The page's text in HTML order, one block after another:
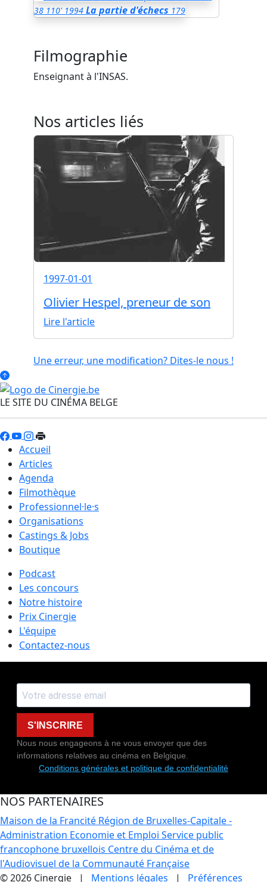
38 110' 1994 La partie d'échecs 179
Filmographie
Enseignant à l'INSAS.
Nos articles liés
1997-01-01
Olivier Hespel, preneur de son
Lire l'article
Une erreur, une modification? Dites-le nous !
LE SITE DU CINÉMA BELGE
Accueil
Articles
Agenda
Filmothèque
Professionnel·le·s
Organisations
Castings & Jobs
Boutique
Podcast
Les concours
Notre histoire
Prix Cinergie
L'équipe
Contactez-nous
S'INSCRIRE
Nous nous engageons à ne vous envoyer que des
informations relatives au cinéma en Belgique.
Conditions générales et politique de confidentialité
NOS PARTENAIRES
Maison de la Francité Région de Bruxelles-Capitale -
Administration Economie et Emploi Service public
francophone bruxellois Centre du Cinéma et de
l'Audiovisuel de la Communauté Française
© 2026 Cinergie | Mentions légales | Préférences